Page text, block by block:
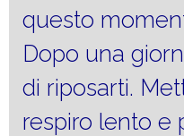
questo
Dopo una
di riposarti.
respiro lento e